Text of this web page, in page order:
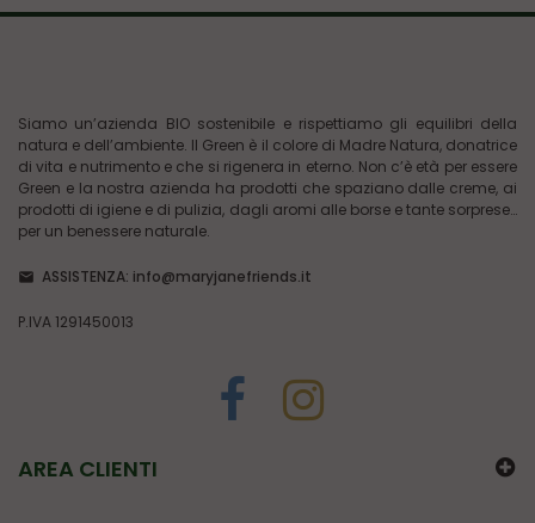
Siamo un’azienda BIO sostenibile e rispettiamo gli equilibri della
natura e dell’ambiente. Il Green è il colore di Madre Natura, donatrice
di vita e nutrimento e che si rigenera in eterno. Non c’è età per essere
Green e la nostra azienda ha prodotti che spaziano dalle creme, ai
prodotti di igiene e di pulizia, dagli aromi alle borse e tante sorprese…
per un benessere naturale.
ASSISTENZA: info@maryjanefriends.it
P.IVA 1291450013
AREA CLIENTI